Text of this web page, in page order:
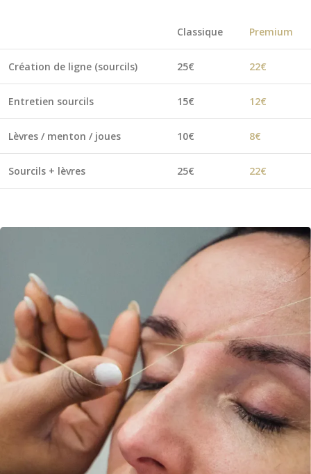
Classique Premium
Création de ligne (sourcils) 25€ 22€
Entretien sourcils 15€ 12€
Lèvres / menton / joues 10€ 8€
Sourcils + lèvres 25€ 22€